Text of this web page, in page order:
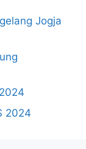
Jogja
2024